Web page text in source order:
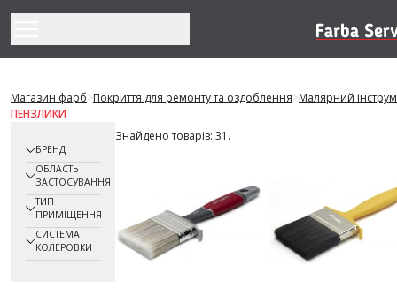
Магазин фарб>Покриття для ремонту та оздоблення>Малярний
ПЕНЗЛИКИ
БРЕНД
ОБЛАСТЬ
ЗАСТОСУВАННЯ
ТИП
ПРИМІЩЕННЯ
СИСТЕМА
КОЛЕРОВКИ
Знайдено товарів: 31.